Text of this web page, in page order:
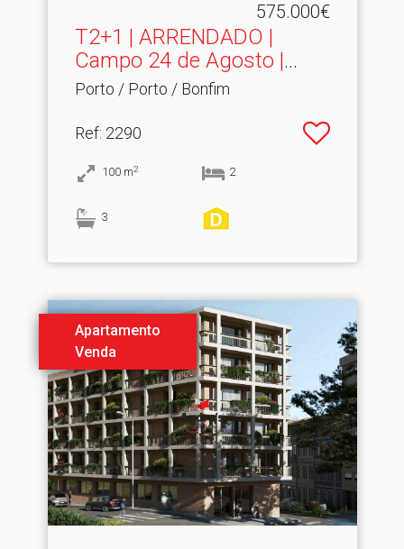
575.000€
T2+1 | ARRENDADO |
Campo 24 de Agosto |
Porto
Porto / Porto / Bonfim
Ref: 2290
100 m2 2
3
Apartamento
Venda